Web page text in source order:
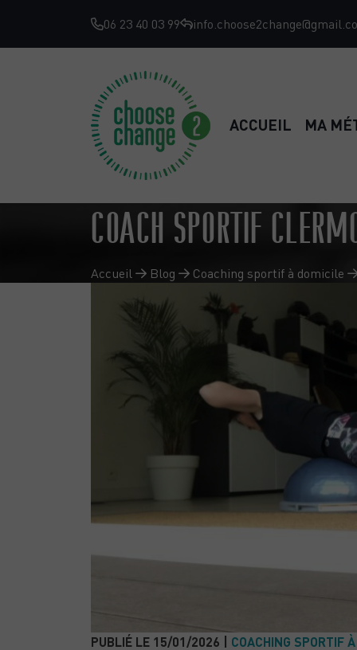
06 23 40 03 99
ACCUEIL MA
COACH SPORTIF
Accueil Blog Coaching sportif à domicile
PUBLIÉ LE 15/01/2026 | COACHING SPORTIF